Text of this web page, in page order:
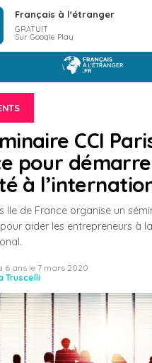
CCI
pour
à
Ile de France organise un
aider les entrepreneurs à
6 ans le 7 mars 2020
Truscelli
Français à l'étranger
GRATUIT
Sur Google Play